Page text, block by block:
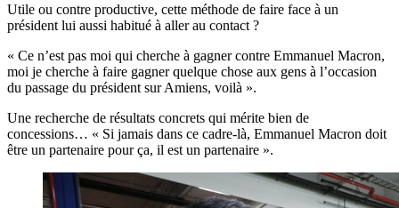
Utile ou contre productive, cette méthode de faire face à un
président lui aussi habitué à aller au contact ?
« Ce n’est pas moi qui cherche à gagner contre Emmanuel Macron,
moi je cherche à faire gagner quelque chose aux gens à l’occasion
du passage du président sur Amiens, voilà ».
Une recherche de résultats concrets qui mérite bien de
concessions… « Si jamais dans ce cadre-là, Emmanuel Macron doit
être un partenaire pour ça, il est un partenaire ».